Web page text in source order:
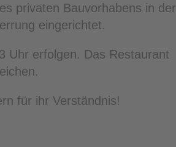
privaten Bauvorhabens in der
eingerichtet.
Uhr erfolgen. Das Restaurant
für ihr Verständnis!